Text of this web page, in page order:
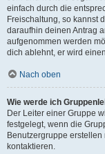
einfach durch die
Freischaltung, so kannst
daraufhin deinen Antrag
aufgenommen werden
dich ablehnt, er wird
Nach oben
Wie werde ich
Der Leiter einer Gruppe
festgelegt, wenn die
Benutzergruppe
kontaktieren.